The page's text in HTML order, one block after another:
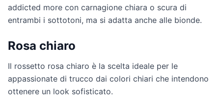
addicted more con carnagione chiara o scura di
entrambi i sottotoni, ma si adatta anche alle bionde.
Rosa chiaro
Il rossetto rosa chiaro è la scelta ideale per le
appassionate di trucco dai colori chiari che intendono
ottenere un look sofisticato.